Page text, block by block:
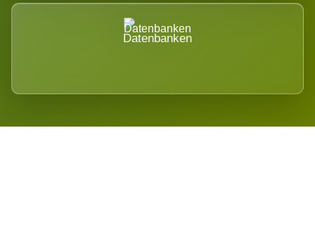
Datenbanken